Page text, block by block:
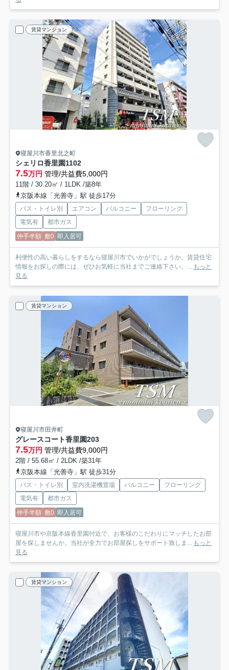
賃貸マンション
寝屋川市香里北之町
シェリロ香里園1102
7.5万円 管理/共益費5,000円
11階 / 30.20㎡ / 1LDK /築8年
京阪本線「光善寺」駅 徒歩17分
バス・トイレ別 エアコン バルコニー
フローリング
電気有
都市ガス
仲手半額 敷0 即入居可
利便性の高い暮らしをするなら寝屋川市でいかがでしょうか。賃貸住宅
情報をお探しの際には、ぜひお気軽に当社までご連絡下さい。... もっと
見る
賃貸マンション
寝屋川市田井町
グレースコート香里園203
7.5万円 管理/共益費9,000円
2階 / 55.68㎡ / 2LDK /築31年
京阪本線「光善寺」駅 徒歩31分
バス・トイレ別 室内洗濯機置場 バルコニー
フローリング
電気有
都市ガス
仲手半額 敷0 即入居可
寝屋川市や京阪本線香里園付近で、お客様のこだわりにマッチしたお部
屋を探しませんか。当社が全力でお部屋探しをサポート致しま... もっと
見る
賃貸マンション